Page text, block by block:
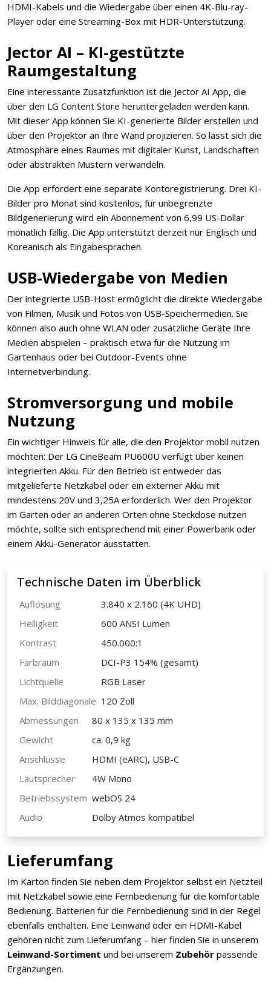
HDMI-Kabels und die Wiedergabe über einen 4K-Blu-ray-
Player oder eine Streaming-Box mit HDR-Unterstützung.
Jector AI – KI-gestützte
Raumgestaltung
Eine interessante Zusatzfunktion ist die Jector AI App, die
über den LG Content Store heruntergeladen werden kann.
Mit dieser App können Sie KI-generierte Bilder erstellen und
über den Projektor an Ihre Wand projizieren. So lässt sich die
Atmosphäre eines Raumes mit digitaler Kunst, Landschaften
oder abstrakten Mustern verwandeln.
Die App erfordert eine separate Kontoregistrierung. Drei KI-
Bilder pro Monat sind kostenlos, für unbegrenzte
Bildgenerierung wird ein Abonnement von 6,99 US-Dollar
monatlich fällig. Die App unterstützt derzeit nur Englisch und
Koreanisch als Eingabesprachen.
USB-Wiedergabe von Medien
Der integrierte USB-Host ermöglicht die direkte Wiedergabe
von Filmen, Musik und Fotos von USB-Speichermedien. Sie
können also auch ohne WLAN oder zusätzliche Geräte Ihre
Medien abspielen – praktisch etwa für die Nutzung im
Gartenhaus oder bei Outdoor-Events ohne
Internetverbindung.
Stromversorgung und mobile
Nutzung
Ein wichtiger Hinweis für alle, die den Projektor mobil nutzen
möchten: Der LG CineBeam PU600U verfügt über keinen
integrierten Akku. Für den Betrieb ist entweder das
mitgelieferte Netzkabel oder ein externer Akku mit
mindestens 20V und 3,25A erforderlich. Wer den Projektor
im Garten oder an anderen Orten ohne Steckdose nutzen
möchte, sollte sich entsprechend mit einer Powerbank oder
einem Akku-Generator ausstatten.
Technische Daten im Überblick
Auflösung
3.840 x 2.160 (4K UHD)
Helligkeit
600 ANSI Lumen
Kontrast
450.000:1
Farbraum
DCI-P3 154% (gesamt)
Lichtquelle
RGB Laser
Max. Bilddiagonale 120 Zoll
Abmessungen
80 x 135 x 135 mm
Gewicht
ca. 0,9 kg
Anschlüsse
HDMI (eARC), USB-C
Lautsprecher
4W Mono
Betriebssystem webOS 24
Audio
Dolby Atmos kompatibel
Lieferumfang
Im Karton finden Sie neben dem Projektor selbst ein Netzteil
mit Netzkabel sowie eine Fernbedienung für die komfortable
Bedienung. Batterien für die Fernbedienung sind in der Regel
ebenfalls enthalten. Eine Leinwand oder ein HDMI-Kabel
gehören nicht zum Lieferumfang – hier finden Sie in unserem
Leinwand-Sortiment und bei unserem Zubehör passende
Ergänzungen.